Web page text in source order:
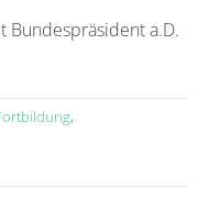
Bundespräsident a.D.
,